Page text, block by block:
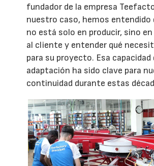
fundador de la empresa
nuestro caso, hemos entendido
no está solo en producir, sino
al cliente y entender qué
para su proyecto. Esa capacidad
adaptación ha sido clave para
continuidad durante estas